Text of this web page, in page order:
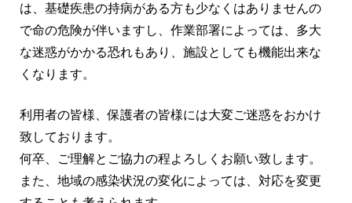
は、基礎疾患の持病がある方も少なくはありませんの
で命の危険が伴いますし、作業部署によっては、多大
な迷惑がかかる恐れもあり、施設としても機能出来な
くなります。
利用者の皆様、保護者の皆様には大変ご迷惑をおかけ
致しております。
何卒、ご理解とご協力の程よろしくお願い致します。
また、地域の感染状況の変化によっては、対応を変更